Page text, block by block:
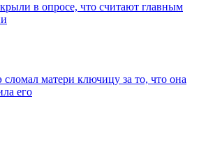
в опросе, что считают главным
матери ключицу за то, что она
его